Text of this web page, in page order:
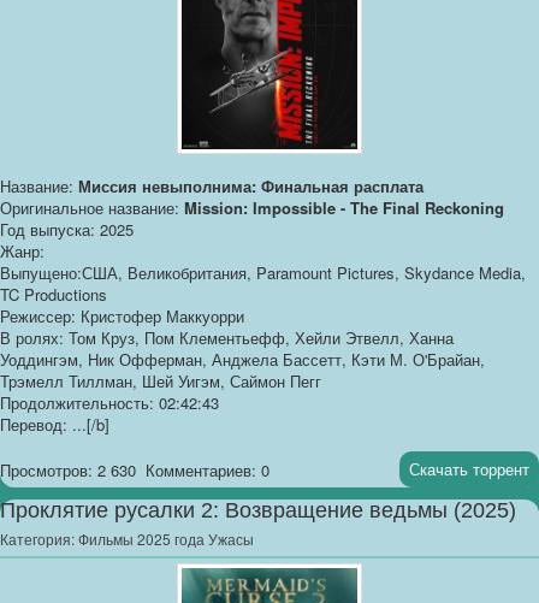
Название: Миссия невыполнима: Финальная расплата
Оригинальное название: Mission: Impossible - The Final Reckoning
Год выпуска: 2025
Жанр:
Выпущено:США, Великобритания, Paramount Pictures, Skydance Media,
TC Productions
Режиссер: Кристофер Маккуорри
В ролях: Том Круз, Пом Клементьефф, Хейли Этвелл, Ханна
Уоддингэм, Ник Офферман, Анджела Бассетт, Кэти М. О'Брайан,
Трэмелл Тиллман, Шей Уигэм, Саймон Пегг
Продолжительность: 02:42:43
Перевод: ...[/b]
Просмотров: 2 630 Комментариев: 0 Скачать торрент
Проклятие русалки 2: Возвращение ведьмы (2025)
Категория:Фильмы 2025 года Ужасы